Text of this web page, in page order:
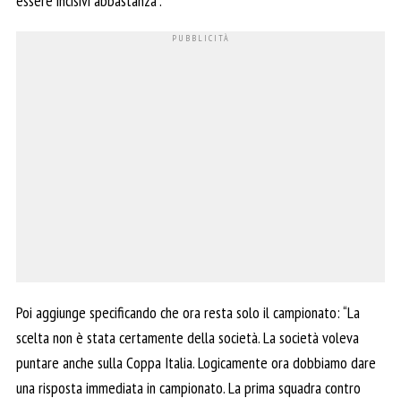
Poi aggiunge specificando che ora resta solo il campionato: “La
scelta non è stata certamente della società. La società voleva
puntare anche sulla Coppa Italia. Logicamente ora dobbiamo dare
una risposta immediata in campionato. La prima squadra contro